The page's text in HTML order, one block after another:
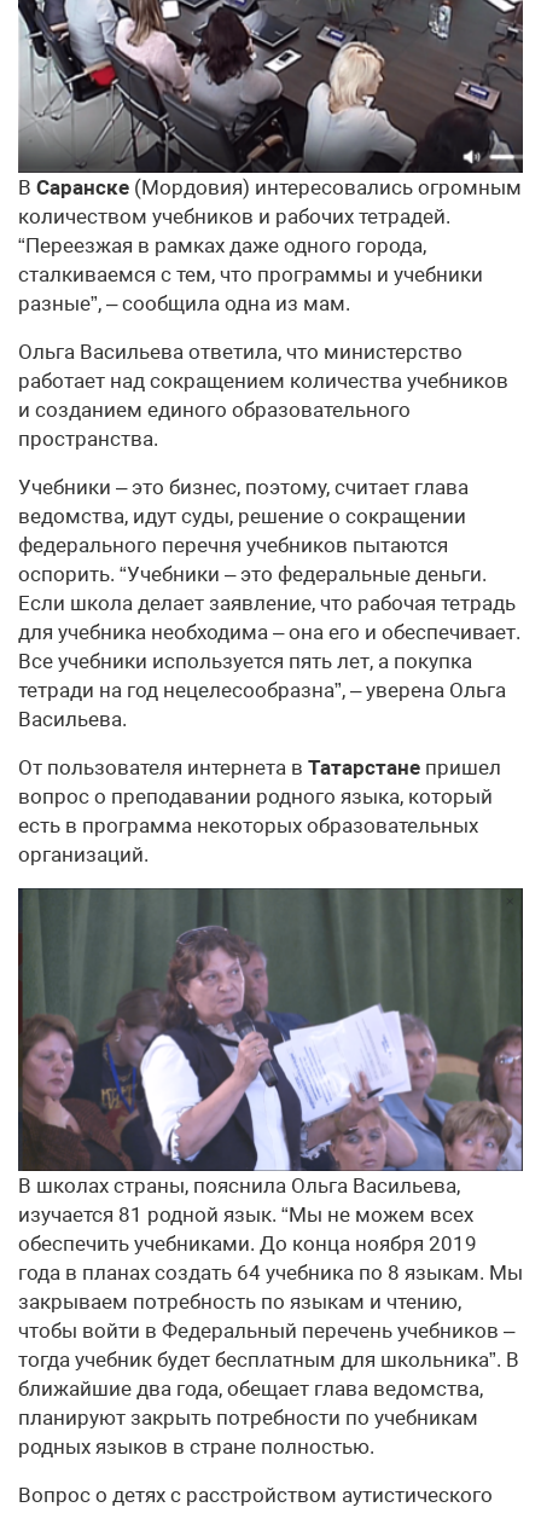
В Саранске (Мордовия) интересовались огромным
количеством учебников и рабочих тетрадей.
“Переезжая в рамках даже одного города,
сталкиваемся с тем, что программы и учебники
разные”, – сообщила одна из мам.
Ольга Васильева ответила, что министерство
работает над сокращением количества учебников
и созданием единого образовательного
пространства.
Учебники – это бизнес, поэтому, считает глава
ведомства, идут суды, решение о сокращении
федерального перечня учебников пытаются
оспорить. “Учебники – это федеральные деньги.
Если школа делает заявление, что рабочая тетрадь
для учебника необходима – она его и обеспечивает.
Все учебники используется пять лет, а покупка
тетради на год нецелесообразна”, – уверена Ольга
Васильева.
От пользователя интернета в Татарстане пришел
вопрос о преподавании родного языка, который
есть в программа некоторых образовательных
организаций.
В школах страны, пояснила Ольга Васильева,
изучается 81 родной язык. “Мы не можем всех
обеспечить учебниками. До конца ноября 2019
года в планах создать 64 учебника по 8 языкам. Мы
закрываем потребность по языкам и чтению,
чтобы войти в Федеральный перечень учебников –
тогда учебник будет бесплатным для школьника”. В
ближайшие два года, обещает глава ведомства,
планируют закрыть потребности по учебникам
родных языков в стране полностью.
Вопрос о детях с расстройством аутистического